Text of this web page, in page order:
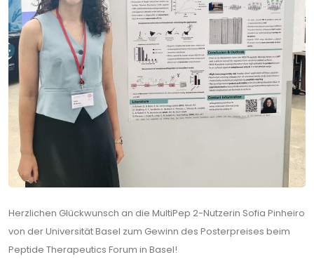
Herzlichen Glückwunsch an die MultiPep 2-Nutzerin Sofia Pinheiro
von der Universität Basel zum Gewinn des Posterpreises beim
Peptide Therapeutics Forum in Basel!